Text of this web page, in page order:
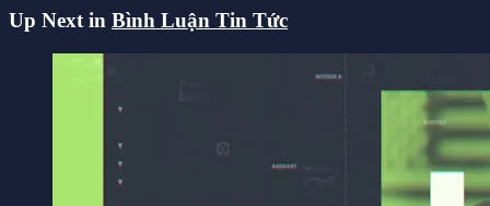
Up Next in Bình Luận Tin Tức